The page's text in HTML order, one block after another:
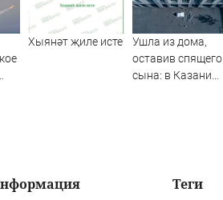
Хыянәт җиле исте
Ушла из дома,
оставив спящего
сына: в Казани
Теги